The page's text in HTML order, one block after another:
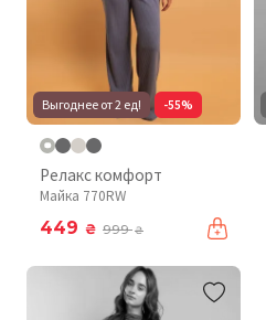
Выгоднее от 2 ед! -55%
Релакс комфорт
Майка 770RW
449 ₴ 999₴